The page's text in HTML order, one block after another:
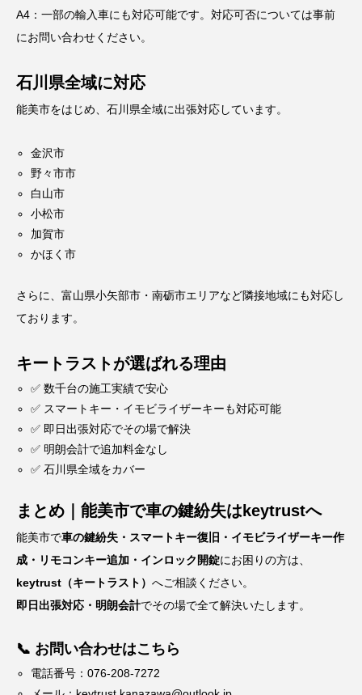
A4：一部の輸入車にも対応可能です。対応可否については事前
にお問い合わせください。
石川県全域に対応
能美市をはじめ、石川県全域に出張対応しています。
金沢市
野々市市
白山市
小松市
加賀市
かほく市
さらに、富山県小矢部市・南砺市エリアなど隣接地域にも対応し
ております。
キートラストが選ばれる理由
✅ 数千台の施工実績で安心
✅ スマートキー・イモビライザーキーも対応可能
✅ 即日出張対応でその場で解決
✅ 明朗会計で追加料金なし
✅ 石川県全域をカバー
まとめ｜能美市で車の鍵紛失はkeytrustへ
能美市で車の鍵紛失・スマートキー復旧・イモビライザーキー作
成・リモコンキー追加・インロック開錠にお困りの方は、
keytrust（キートラスト） へご相談ください。
即日出張対応・明朗会計でその場で全て解決いたします。
📞 お問い合わせはこちら
電話番号：076-208-7272